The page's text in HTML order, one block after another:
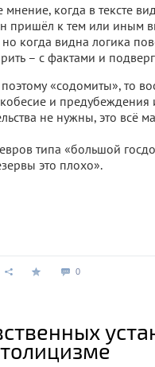
когда в тексте
пришёл к тем или иным
когда видна логика
– с фактами и
«содомиты», то
и предубеждения
не нужны, это всё
типа «большой
это плохо».
0